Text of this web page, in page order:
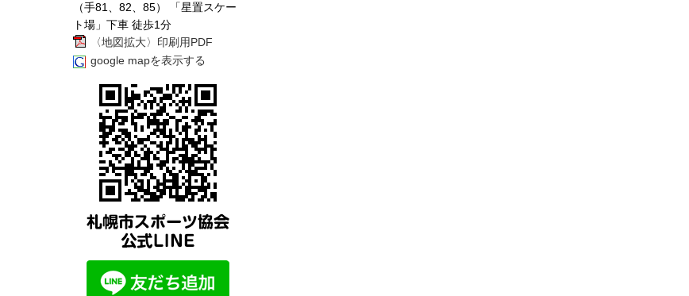
（手81、82、85） 「星置スケー
ト場」下車 徒歩1分
〈地図拡大〉印刷用PDF
google mapを表示する